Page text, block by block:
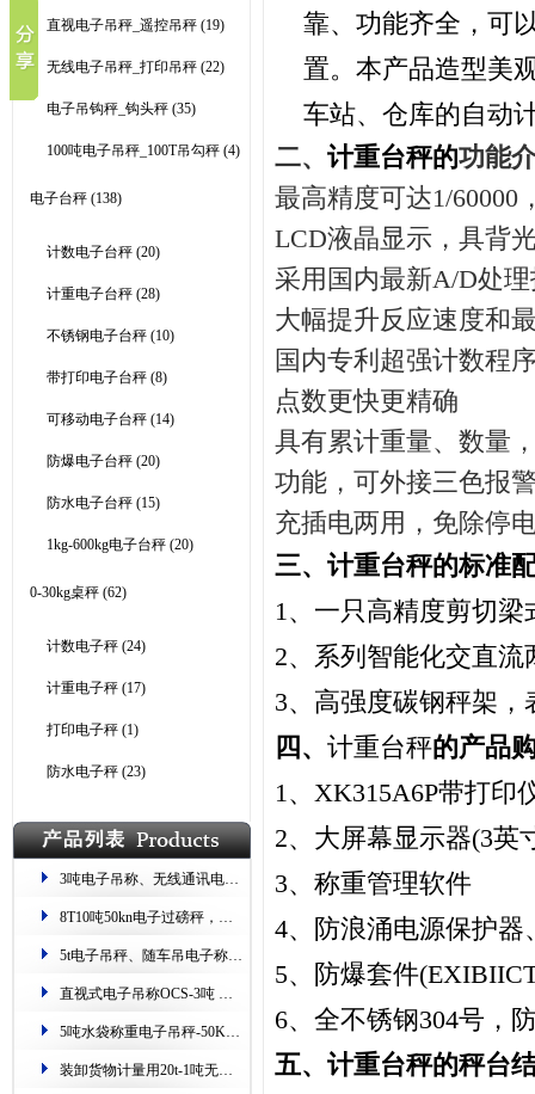
直视电子吊秤_遥控吊秤 (19)
无线电子吊秤_打印吊秤 (22)
电子吊钩秤_钩头秤 (35)
100吨电子吊秤_100T吊勾秤 (4)
电子台秤 (138)
计数电子台秤 (20)
计重电子台秤 (28)
不锈钢电子台秤 (10)
带打印电子台秤 (8)
可移动电子台秤 (14)
防爆电子台秤 (20)
防水电子台秤 (15)
1kg-600kg电子台秤 (20)
0-30kg桌秤 (62)
计数电子秤 (24)
计重电子秤 (17)
打印电子秤 (1)
防水电子秤 (23)
3吨电子吊称、无线通讯电子吊秤、留重留数15t过磅秤
8T10吨50kn电子过磅秤，电站用50kn吊挂称
5t电子吊秤、随车吊电子称重器、吊车用10吨挂钩秤
直视式电子吊称OCS-3吨 带吊具 检测证书
5吨水袋称重电子吊秤-50KN无线数传钩秤
装卸货物计量用20t-1吨无线带打印电子吊秤
靠、功能齐全，可
置。本产品造型美
车站、仓库的自动
二、 计重台秤的功能
最高精度可达1/60000
LCD液晶显示，具背
采用国内最新A/D处
大幅提升反应速度和
国内专利超强计数程
点数更快更精确
具有累计重量、数量
功能，可外接三色报
充插电两用，免除停
三、 计重台秤的标准
1、一只高精度剪切梁
2、系列智能化交直
3、高强度碳钢秤架
四、 计重台秤的产品
1、 XK315A6P带打印
2、大屏幕显示器(3英
3、称重管理软件
4、防浪涌电源保护器
5、防爆套件
6、全不锈钢304号，
五、计重台秤的秤台